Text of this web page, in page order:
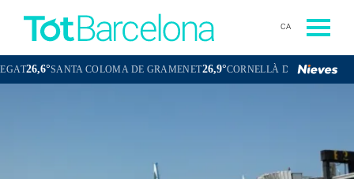
CA
SANTA COLOMA DE GRAMENET26,9°CORNELLÀ DE LLOBREGAT26,5°